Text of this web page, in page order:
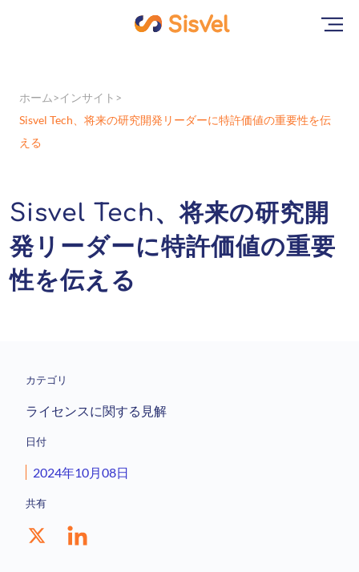
ホーム
インサイト
Sisvel Tech、将来の研究開発リーダーに特許価値の重要性を伝
える
Sisvel Tech、将来の研究開
発リーダーに特許価値の重要
性を伝える
カテゴリ
ライセンスに関する見解
日付
2024年10月08日
共有